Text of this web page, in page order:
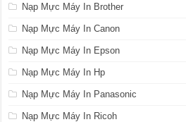
Nạp Mực Máy In Brother
Nạp Mực Máy In Canon
Nạp Mực Máy In Epson
Nạp Mực Máy In Hp
Nạp Mực Máy In Panasonic
Nạp Mực Máy In Ricoh